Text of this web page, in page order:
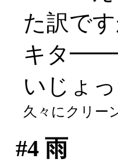
た訳で
キタ
いじょ
久々にクリー
#4雨